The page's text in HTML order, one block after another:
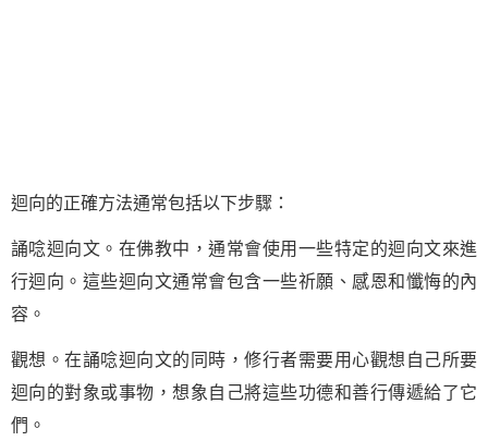
迴向的正確方法通常包括以下步驟：
誦唸迴向文。在佛教中，通常會使用一些特定的迴向文來進
行迴向。這些迴向文通常會包含一些祈願、感恩和懺悔的內
容。
觀想。在誦唸迴向文的同時，修行者需要用心觀想自己所要
迴向的對象或事物，想象自己將這些功德和善行傳遞給了它
們。